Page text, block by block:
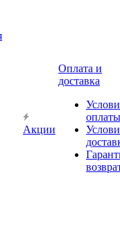
Акции
Оплата и
доставка
оплаты